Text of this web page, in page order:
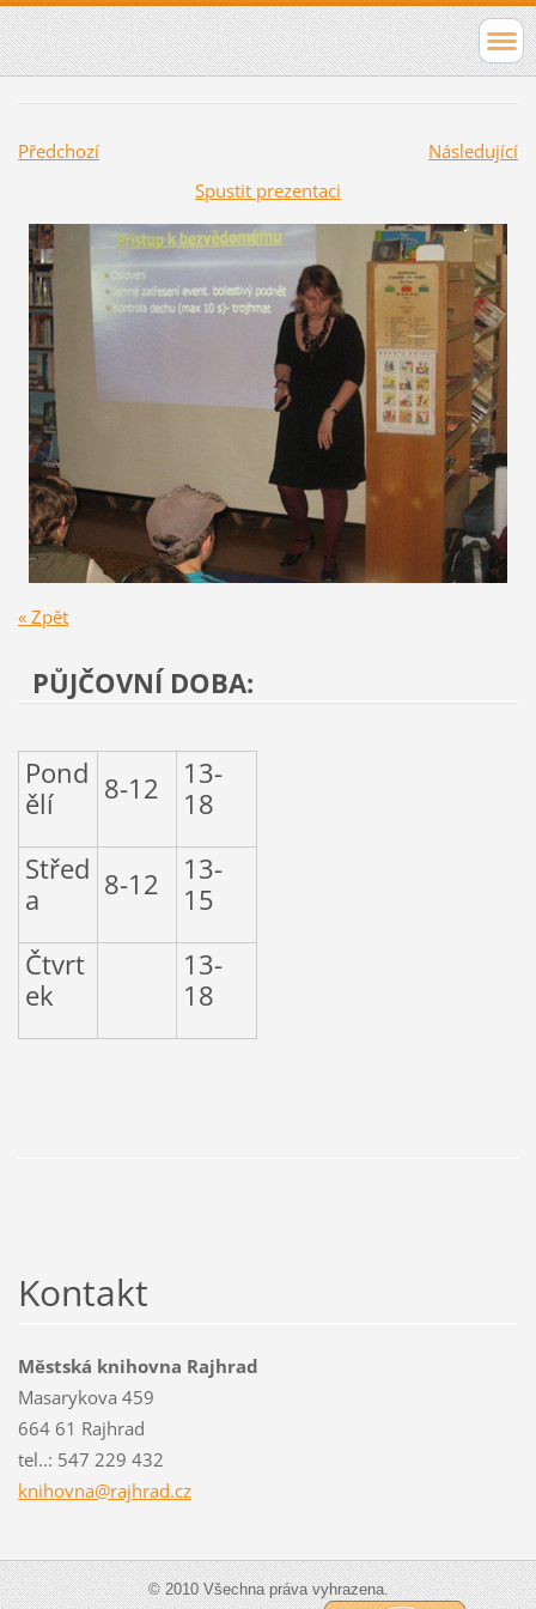
Předchozí
Následující
Spustit prezentaci
« Zpět
PŮJČOVNÍ DOBA:
Pond
ělí
8-12
13-
18
Střed
a
8-12
13-
15
Čtvrt
ek
13-
18
Kontakt
Městská knihovna Rajhrad
Masarykova 459
664 61 Rajhrad
tel..: 547 229 432
knihovna@rajhrad.cz
© 2010 Všechna práva vyhrazena.